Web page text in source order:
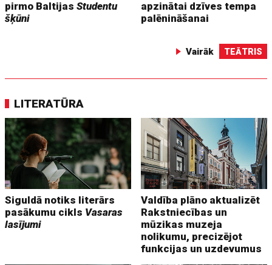
pirmo BaltijasStudentu
šķūni
apzinātai dzīves tempa
palēnināšanai
Vairāk TEĀTRIS
LITERATŪRA
Siguldā notiks literārs
pasākumu cikls Vasaras
lasījumi
Valdība plāno aktualizēt
Rakstniecības un
mūzikas muzeja
nolikumu, precizējot
funkcijas un uzdevumus